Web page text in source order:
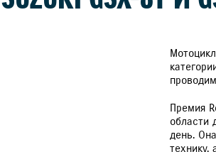
КУЗОВНЫЕ ЗАПЧАСТИ И РЕМОНТ
Премия
области
день.
технику,